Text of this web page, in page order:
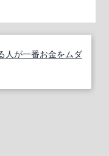
人が一番お金をムダ